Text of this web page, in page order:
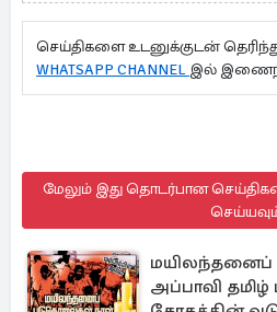
செய்திகளை உடனுக்குடன்
WHATSAPP CHANNEL இல்
மேலும் இது தொடர்பான
மயிலந்தனைப்
அப்பாவி